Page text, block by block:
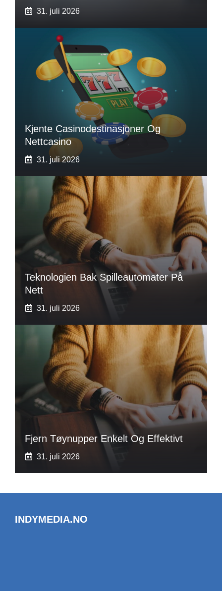
31. juli 2026
Kjente Casinodestinasjoner Og
Nettcasino
31. juli 2026
Teknologien Bak Spilleautomater På
Nett
31. juli 2026
Fjern Tøynupper Enkelt Og Effektivt
31. juli 2026
INDYMEDIA.NO